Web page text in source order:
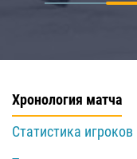
Хронология матча
Статистика игроков